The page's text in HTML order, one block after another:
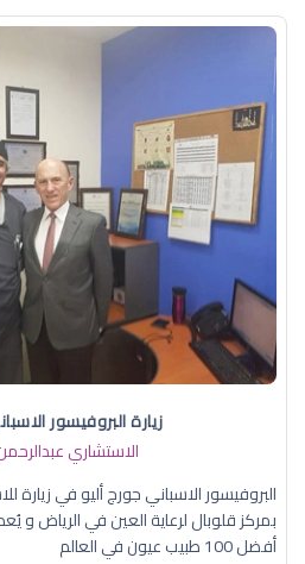
زيارة البروفيسور
الاستشاري
البروفيسور الاسباني جورج أليو في زيارة
بمركز قلوبال لرعاية العين في الرياض و
أفضل 100 طبيب عيون في العالم